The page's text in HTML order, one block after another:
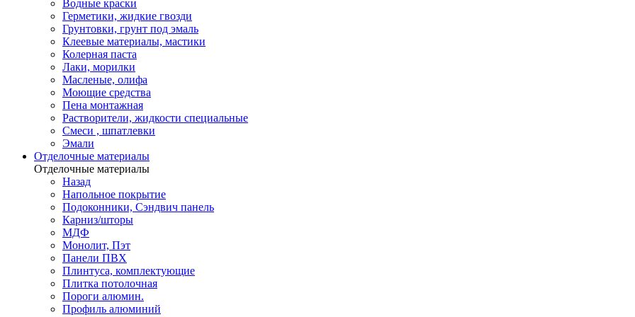
Водные краски
Герметики, жидкие гвозди
Грунтовки, грунт под эмаль
Клеевые материалы, мастики
Колерная паста
Лаки, морилки
Масленые, олифа
Моющие средства
Пена монтажная
Растворители, жидкости специальные
Смеси , шпатлевки
Эмали
Отделочные материалы
Отделочные материалы
Назад
Напольное покрытие
Подоконники, Сэндвич панель
Карниз/шторы
МДФ
Монолит, Пэт
Панели ПВХ
Плинтуса, комплектующие
Плитка потолочная
Пороги алюмин.
Профиль алюминий